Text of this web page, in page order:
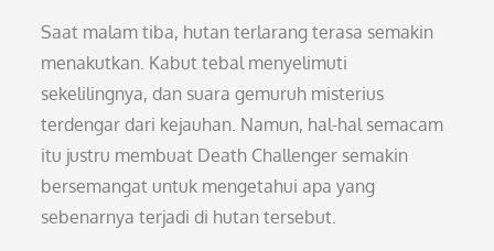
Saat malam tiba, hutan terlarang terasa semakin
menakutkan. Kabut tebal menyelimuti
sekelilingnya, dan suara gemuruh misterius
terdengar dari kejauhan. Namun, hal-hal semacam
itu justru membuat Death Challenger semakin
bersemangat untuk mengetahui apa yang
sebenarnya terjadi di hutan tersebut.